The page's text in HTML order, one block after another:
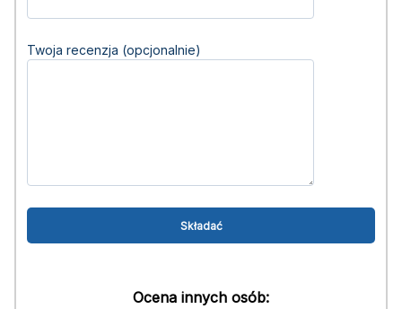
Twoja recenzja (opcjonalnie)
Ocena innych osób: